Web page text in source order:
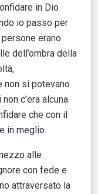
in Dio
io passo per
erano
dell’ombra della
non si potevano
c’era alcuna
che con il
in meglio.
alle
con fede e
attraversato la